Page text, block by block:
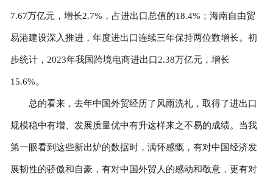
7.67万亿元，增长2.7%，占进出口总值的18.4%；海南自由贸
易港建设深入推进，年度进出口连续三年保持两位数增长。初
步统计，2023年我国跨境电商进出口2.38万亿元，增长
15.6%。
总的看来，去年中国外贸经历了风雨洗礼，取得了进出口
规模稳中有增、发展质量优中有升这样来之不易的成绩。当我
第一眼看到这些新出炉的数据时，满怀感慨，有对中国经济发
展韧性的骄傲和自豪，有对中国外贸人的感动和敬意，更有对